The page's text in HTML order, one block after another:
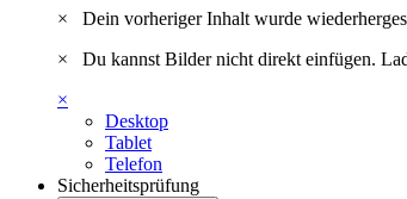
×
Dein vorheriger Inhalt wurde
×
Du kannst Bilder nicht direkt einfügen.
×
Desktop
Tablet
Telefon
Sicherheitsprüfung